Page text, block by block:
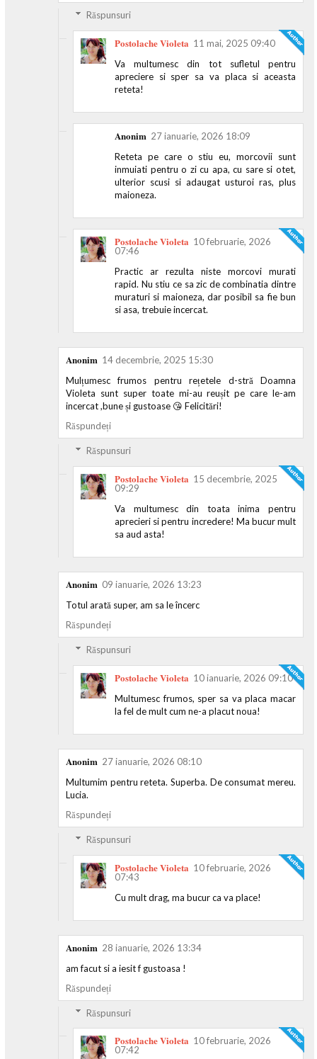
Răspunsuri
Postolache Violeta 11 mai, 2025 09:40
Va multumesc din tot sufletul pentru
apreciere si sper sa va placa si aceasta
reteta!
Anonim 27 ianuarie, 2026 18:09
Reteta pe care o stiu eu, morcovii sunt
inmuiati pentru o zi cu apa, cu sare si otet,
ulterior scusi si adaugat usturoi ras, plus
maioneza.
Postolache Violeta 10 februarie, 2026
07:46
Practic ar rezulta niste morcovi murati
rapid. Nu stiu ce sa zic de combinatia dintre
muraturi si maioneza, dar posibil sa fie bun
si asa, trebuie incercat.
Anonim 14 decembrie, 2025 15:30
Mulțumesc frumos pentru rețetele d-stră Doamna
Violeta sunt super toate mi-au reușit pe care le-am
incercat ,bune și gustoase 😘 Felicitări!
Răspundeți
Răspunsuri
Postolache Violeta 15 decembrie, 2025
09:29
Va multumesc din toata inima pentru
aprecieri si pentru incredere! Ma bucur mult
sa aud asta!
Anonim 09 ianuarie, 2026 13:23
Totul arată super, am sa le încerc
Răspundeți
Răspunsuri
Postolache Violeta 10 ianuarie, 2026 09:10
Multumesc frumos, sper sa va placa macar
la fel de mult cum ne-a placut noua!
Anonim 27 ianuarie, 2026 08:10
Multumim pentru reteta. Superba. De consumat mereu.
Lucia.
Răspundeți
Răspunsuri
Postolache Violeta 10 februarie, 2026
07:43
Cu mult drag, ma bucur ca va place!
Anonim 28 ianuarie, 2026 13:34
am facut si a iesit f gustoasa !
Răspundeți
Răspunsuri
Postolache Violeta 10 februarie, 2026
07:42